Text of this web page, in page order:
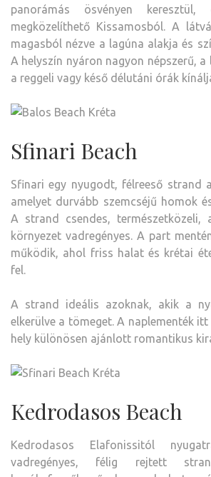
panorámás ösvényen
megközelíthető Kissamosból. A
magasból nézve a lagúna alakja és
A helyszín nyáron nagyon népszerű, a
a reggeli vagy késő délutáni órák
Sfinari Beach
Sfinari egy nyugodt, félreeső strand
amelyet durvább szemcséjű homok
A strand csendes, természetközeli,
környezet vadregényes. A part
működik, ahol friss halat és krétai
fel.
A strand ideális azoknak, akik a
elkerülve a tömeget. A naplementék
hely különösen ajánlott romantikus
Kedrodasos Beach
Kedrodasos Elafonissitól
vadregényes, félig rejtett